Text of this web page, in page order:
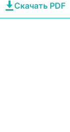
Скачать PDF